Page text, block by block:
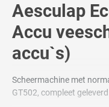
Aesculap
Accu
accu`s)
Scheermachine met
GT502, compleet